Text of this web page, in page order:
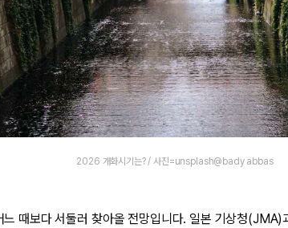
2026 개화시기는? / 사진=unsplash@bady abbas
때보다 서둘러 찾아올 전망입니다. 일본 기상청(JMA)